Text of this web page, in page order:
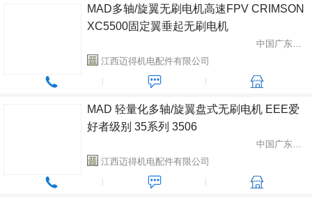
MAD多轴/旋翼无刷电机高速FPV CRIMSON
XC5500固定翼垂起无刷电机
中国广东省中山市
江西迈得机电配件有限公司
MAD 轻量化多轴/旋翼盘式无刷电机 EEE爱
好者级别 35系列 3506
中国广东省中山市
江西迈得机电配件有限公司